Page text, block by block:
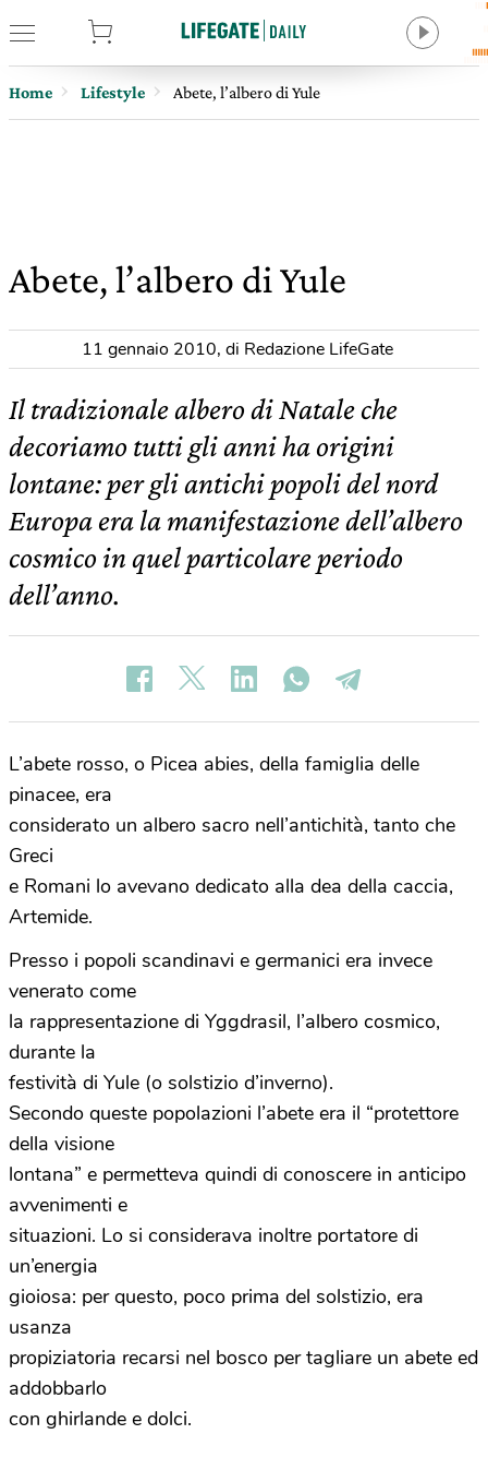
Home Lifestyle Abete, l’albero di Yule
Abete, l’albero di Yule
11 gennaio 2010, di Redazione LifeGate
Il tradizionale albero di Natale che
decoriamo tutti gli anni ha origini
lontane: per gli antichi popoli del nord
Europa era la manifestazione dell’albero
cosmico in quel particolare periodo
dell’anno.
L’abete rosso, o Picea abies, della famiglia delle
pinacee, era
considerato un albero sacro nell’antichità, tanto che
Greci
e Romani lo avevano dedicato alla dea della caccia,
Artemide.
Presso i popoli scandinavi e germanici era invece
venerato come
la rappresentazione di Yggdrasil, l’albero cosmico,
durante la
festività di Yule (o solstizio d’inverno).
Secondo queste popolazioni l’abete era il “protettore
della visione
lontana” e permetteva quindi di conoscere in anticipo
avvenimenti e
situazioni. Lo si considerava inoltre portatore di
un’energia
gioiosa: per questo, poco prima del solstizio, era
usanza
propiziatoria recarsi nel bosco per tagliare un abete ed
addobbarlo
con ghirlande e dolci.